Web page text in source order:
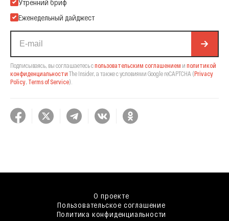
Утренний бриф
Еженедельный дайджест
Подписываясь, вы соглашаетесь спользовательским соглашением и политикой
конфиденциальности The Insider, а также с условиями Google reCAPTCHA (Privacy
Policy, Terms of Service).
О проекте
Пользовательское соглашение
Политика конфиденциальности